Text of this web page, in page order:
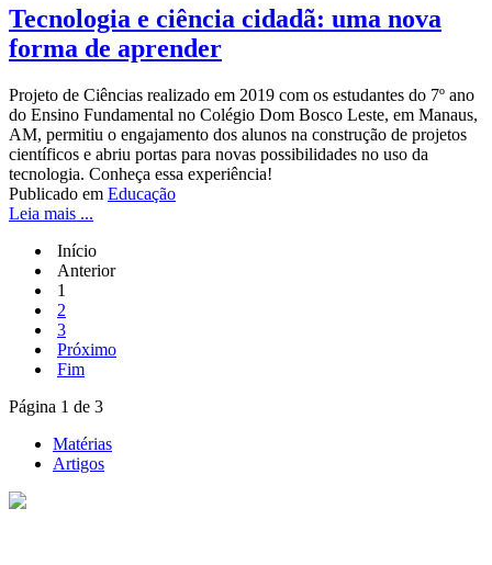
Tecnologia e ciência cidadã: uma nova
forma de aprender
Projeto de Ciências realizado em 2019 com os estudantes do 7º ano
do Ensino Fundamental no Colégio Dom Bosco Leste, em Manaus,
AM, permitiu o engajamento dos alunos na construção de projetos
científicos e abriu portas para novas possibilidades no uso da
tecnologia. Conheça essa experiência!
Publicado em Educação
Leia mais ...
Início
Anterior
1
2
3
Próximo
Fim
Página 1 de 3
Matérias
Artigos